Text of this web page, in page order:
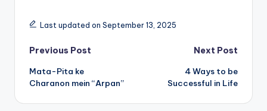
a
ts
A
p
p
c
e
b
o
o
ar
Last updated on September 13, 2025
Post
navigation
Previous Post
Mata-Pita ke
Charanon mein “Arpan”
Next Post
4 Ways to be
Successful in Life